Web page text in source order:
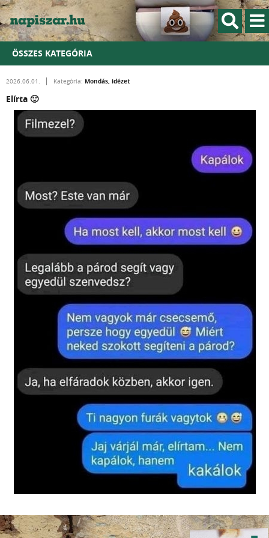
ÖSSZES KATEGÓRIA
2026.06.01. Kategória: Mondás, idézet
Elírta 🙂